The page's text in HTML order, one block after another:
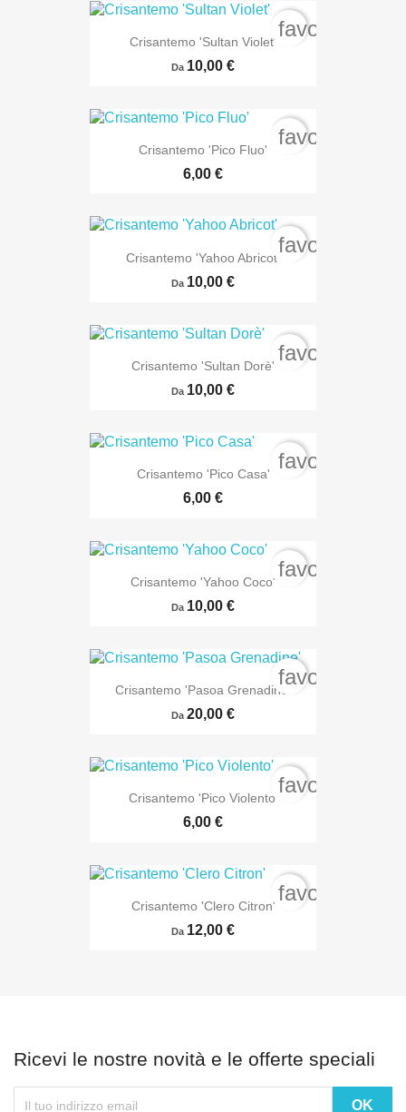
Crisantemo 'Sultan Violet'
Da 10,00 €
Crisantemo 'Pico Fluo'
6,00 €
Crisantemo 'Yahoo Abricot'
Da 10,00 €
Crisantemo 'Sultan Dorè'
Da 10,00 €
Crisantemo 'Pico Casa'
6,00 €
Crisantemo 'Yahoo Coco'
Da 10,00 €
Crisantemo 'Pasoa Grenadine'
Da 20,00 €
Crisantemo 'Pico Violento'
6,00 €
Crisantemo 'Clero Citron'
Da 12,00 €
Ricevi le nostre novità e le offerte speciali